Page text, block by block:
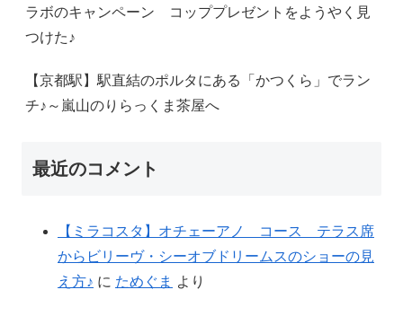
ラボのキャンペーン コッププレゼントをようやく見
つけた♪
【京都駅】駅直結のポルタにある「かつくら」でラン
チ♪～嵐山のりらっくま茶屋へ
最近のコメント
【ミラコスタ】オチェーアノ コース テラス席
からビリーヴ・シーオブドリームスのショーの見
え方♪ に ためぐま より